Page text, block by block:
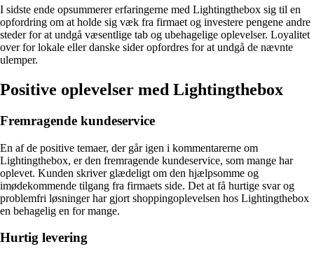
I sidste ende opsummerer erfaringerne med Lightingthebox sig til en
opfordring om at holde sig væk fra firmaet og investere pengene andre
steder for at undgå væsentlige tab og ubehagelige oplevelser. Loyalitet
over for lokale eller danske sider opfordres for at undgå de nævnte
ulemper.
Positive oplevelser med Lightingthebox
Fremragende kundeservice
En af de positive temaer, der går igen i kommentarerne om
Lightingthebox, er den fremragende kundeservice, som mange har
oplevet. Kunden skriver glædeligt om den hjælpsomme og
imødekommende tilgang fra firmaets side. Det at få hurtige svar og
problemfri løsninger har gjort shoppingoplevelsen hos Lightingthebox
en behagelig en for mange.
Hurtig levering